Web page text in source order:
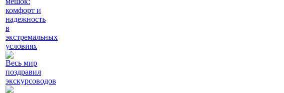
комфорт и
надежность
в
экстремальных
условиях
Весь мир
поздравил
экскурсоводов